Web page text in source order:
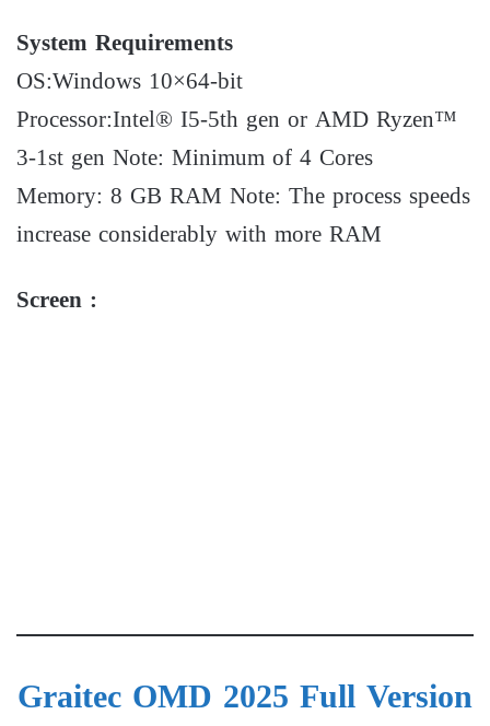
System Requirements
OS:Windows 10×64-bit
Processor:Intel® I5-5th gen or AMD Ryzen™
3-1st gen Note: Minimum of 4 Cores
Memory: 8 GB RAM Note: The process speeds
increase considerably with more RAM
Screen :
Graitec OMD 2025 Full Version